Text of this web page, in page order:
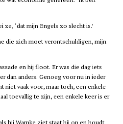
ze, ‘dat mijn Engels zo slecht is.’
die zich moet verontschuldigen, mijn
en hij floot. Er was die dag iets
dan anders. Genoeg voor nu in ieder
niet vaak voor, maar toch, een enkele
toevallig te zijn, een enkele keer is er
hij Warnke ziet staat hij op en houdt